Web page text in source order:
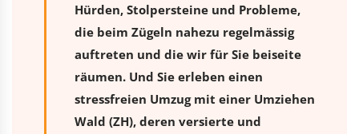
Hürden, Stolpersteine und Probleme,
die beim Zügeln nahezu regelmässig
auftreten und die wir für Sie beiseite
räumen. Und Sie erleben einen
stressfreien Umzugmit einer Umziehen
Wald (ZH), deren versierte und